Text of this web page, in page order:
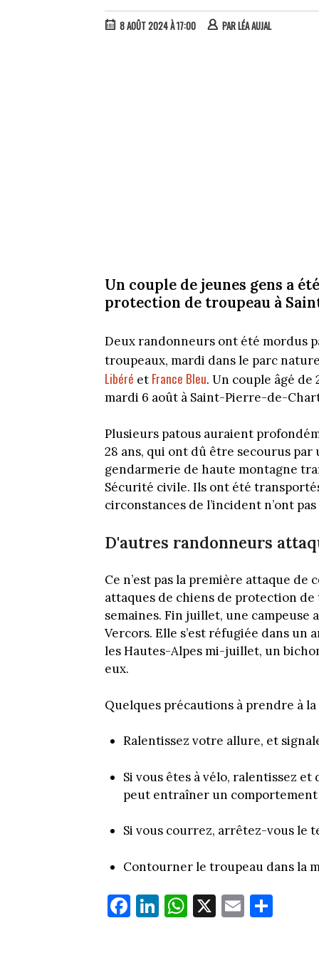
8 AOÛT 2024 À 17:00 PARLÉA AUJAL
Un couple de jeunes gens a
protection de troupeau à
Deux randonneurs ont été mordus
troupeaux, mardi dans le parc
Libéré et France Bleu. Un couple âgé de
mardi 6 août à Saint-Pierre-de-
Plusieurs patous auraient
28 ans, qui ont dû être secourus
gendarmerie de haute montagne
Sécurité civile. Ils ont été
circonstances de l’incident n’ont
D'autres randonneurs
Ce n’est pas la première attaque
attaques de chiens de protection
semaines. Fin juillet, une campeuse
Vercors. Elle s’est réfugiée dans un
les Hautes-Alpes mi-juillet, un
eux.
Quelques précautions à prendre à
Ralentissez votre allure, et
Si vous êtes à vélo, ralentissez
peut entraîner un
Si vous courrez, arrêtez-vous le
Contourner le troupeau dans la
Fa
ce
Li
nk
W
ha
X E
m